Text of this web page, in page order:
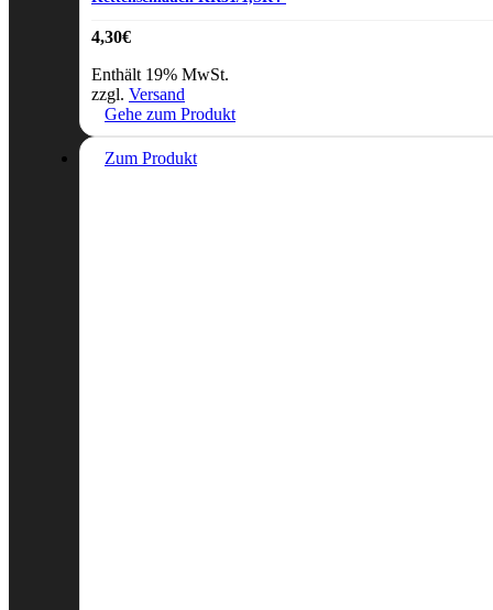
4,30€
Enthält 19% MwSt.
zzgl. Versand
Gehe zum Produkt
Zum Produkt